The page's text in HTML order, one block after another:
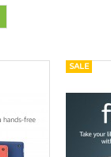
SALE